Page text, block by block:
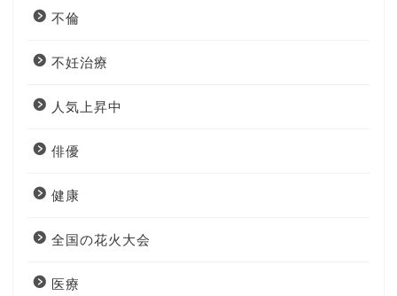
不倫
不妊治療
人気上昇中
俳優
健康
全国の花火大会
医療